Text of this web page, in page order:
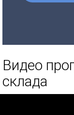
Видео
склада